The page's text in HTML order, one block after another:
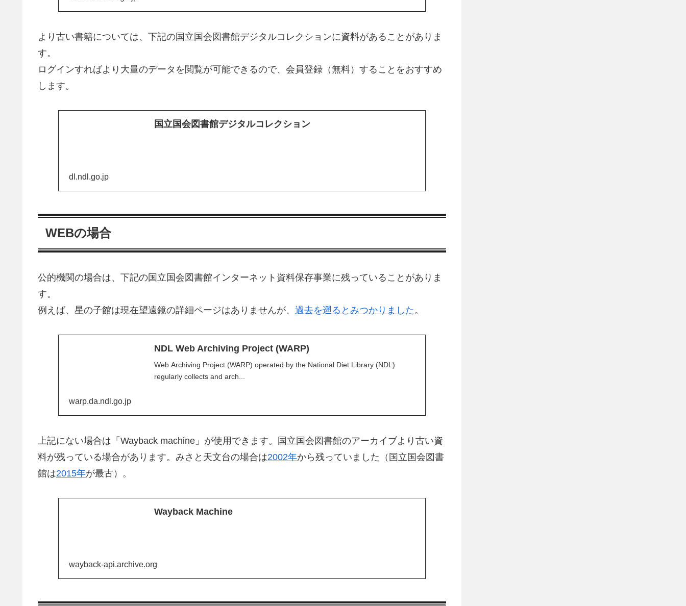
より古い書籍については、下記の国立国会図書館デジタルコレクションに資料があることがありま
す。
ログインすればより大量のデータを閲覧が可能できるので、会員登録（無料）することをおすすめ
します。
国立国会図書館デジタルコレクション
dl.ndl.go.jp
WEBの場合
公的機関の場合は、下記の国立国会図書館インターネット資料保存事業に残っていることがありま
す。
例えば、星の子館は現在望遠鏡の詳細ページはありませんが、 過去を遡るとみつかりました。
NDL Web Archiving Project (WARP)
Web Archiving Project (WARP) operated by the National Diet Library (NDL)
regularly collects and arch...
warp.da.ndl.go.jp
上記にない場合は「Wayback machine」が使用できます。国立国会図書館のアーカイブより古い資
料が残っている場合があります。みさと天文台の場合は2002年から残っていました（国立国会図書
館は2015年が最古）。
Wayback Machine
wayback-api.archive.org